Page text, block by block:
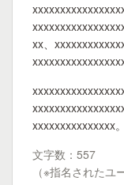
xx、
xxxxxxxxxxxxxxx。
文字数：557
（※指名されたユ